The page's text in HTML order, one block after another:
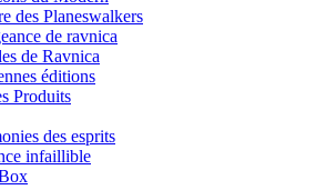
des Planeswalkers
de ravnica
de Ravnica
éditions
Produits
des esprits
infaillible